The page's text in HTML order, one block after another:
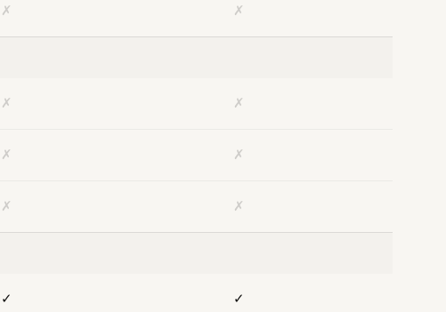
✗ ✗
✗ ✗
✗ ✗
✗ ✗
✓ ✓